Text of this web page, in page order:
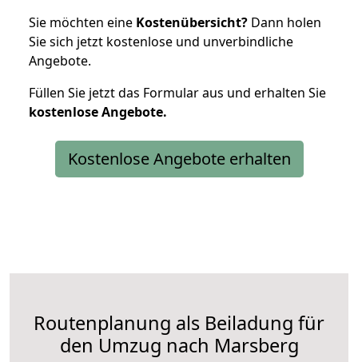
Sie möchten eine Kostenübersicht? Dann holen
Sie sich jetzt kostenlose und unverbindliche
Angebote.
Füllen Sie jetzt das Formular aus und erhalten Sie
kostenloseAngebote.
Kostenlose Angebote erhalten
Routenplanung als Beiladung für
den Umzug nach Marsberg